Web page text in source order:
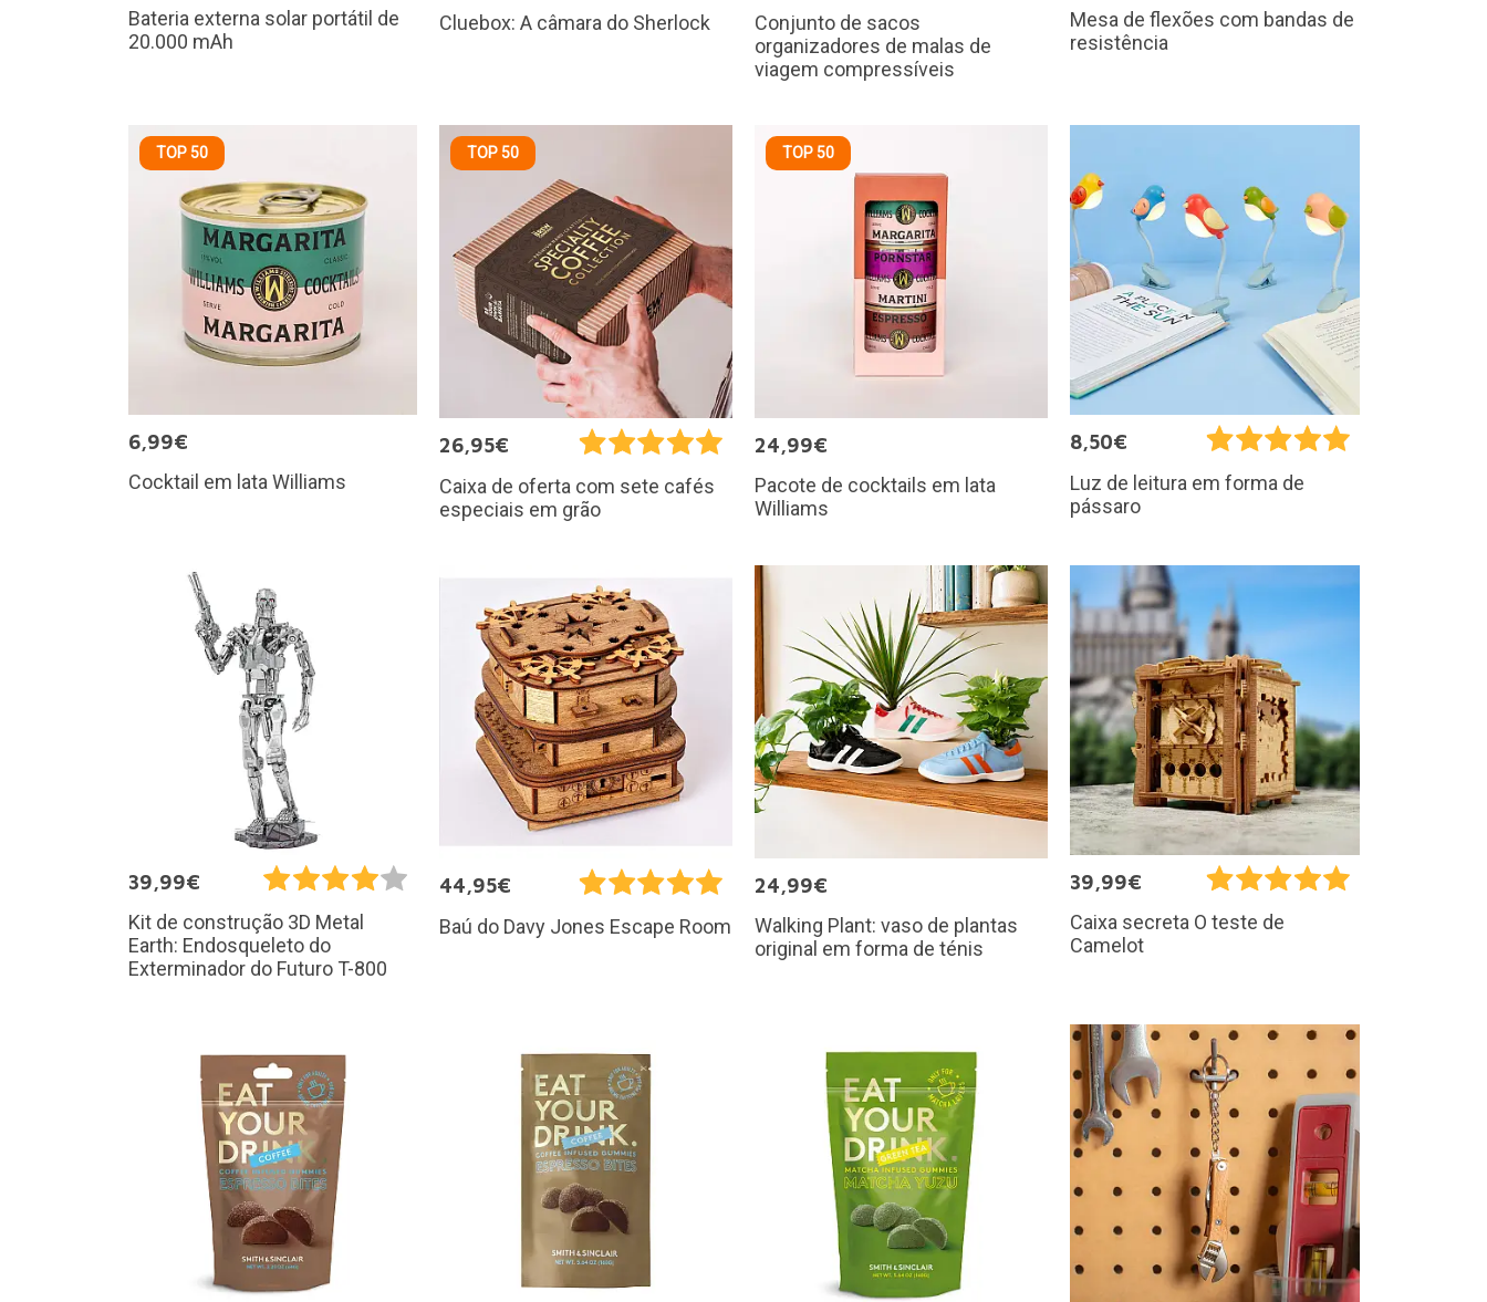
Bateria externa solar portátil de
20.000 mAh
Cluebox: A câmara do Sherlock
Conjunto de sacos
organizadores de malas de
viagem compressíveis
Mesa de flexões com bandas de
resistência
TOP 50
6,99€
Cocktail em lata Williams
TOP 50
26,95€
Caixa de oferta com sete cafés
especiais em grão
TOP 50
24,99€
Pacote de cocktails em lata
Williams
8,50€
Luz de leitura em forma de
pássaro
39,99€
Kit de construção 3D Metal
Earth: Endosqueleto do
Exterminador do Futuro T-800
44,95€
Baú do Davy Jones Escape Room
24,99€
Walking Plant: vaso de plantas
original em forma de ténis
39,99€
Caixa secreta O teste de
Camelot